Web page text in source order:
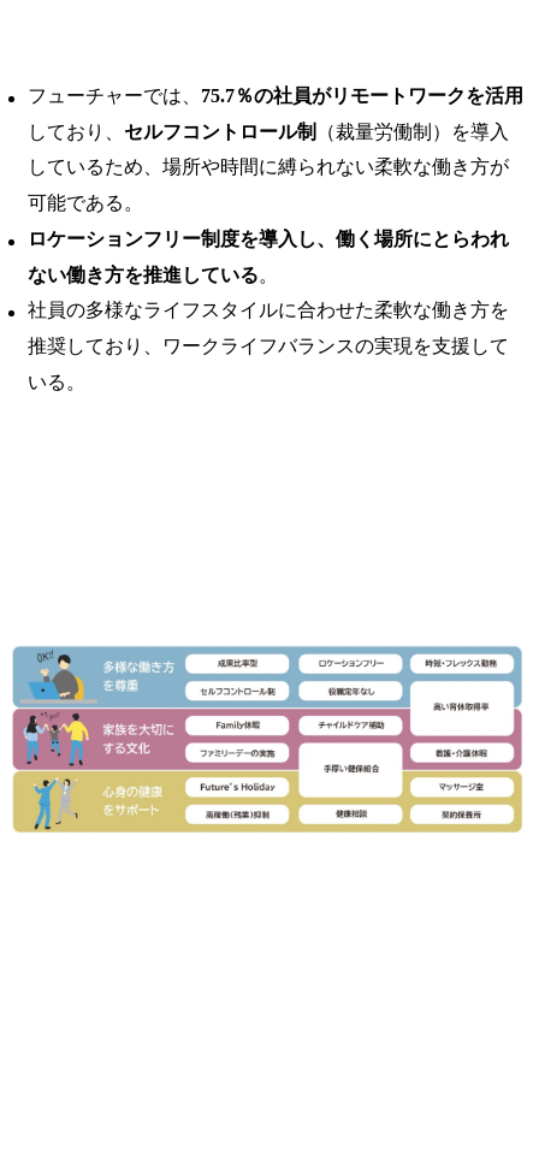
フューチャーでは、 75.7％の社員がリモートワークを活用
しており、 セルフコントロール制
（裁量労働制）を導入
しているため、場所や時間に縛られない柔軟な働き方が
可能である。 ​
ロケーションフリー制度を導入し、働く場所にとらわれ
ない働き方を推進している。 ​
社員の多様なライフスタイルに合わせた柔軟な働き方を
推奨しており、ワークライフバランスの実現を支援して
いる。